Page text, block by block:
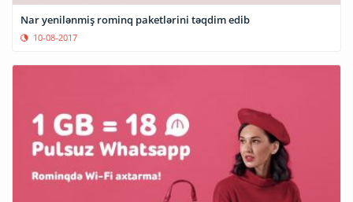
Nar yenilənmiş rominq paketlərini təqdim edib
10-08-2017